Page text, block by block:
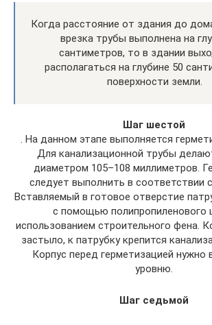
Когда расстояние от здания до
врезка трубы выполнена на
сантиметров, то в здании
располагаться на глубине 50
поверхности земли.
Шаг шестой
. На данном этапе выполняется
Для канализационной трубы
диаметром 105–108 миллиметров.
следует выполнить в соответствии
Вставляемый в готовое отверстие
с помощью полипропиленового
использованием строительного фена.
застыло, к патрубку крепится
Корпус перед герметизацией нужно
уровню.
Шаг седьмой